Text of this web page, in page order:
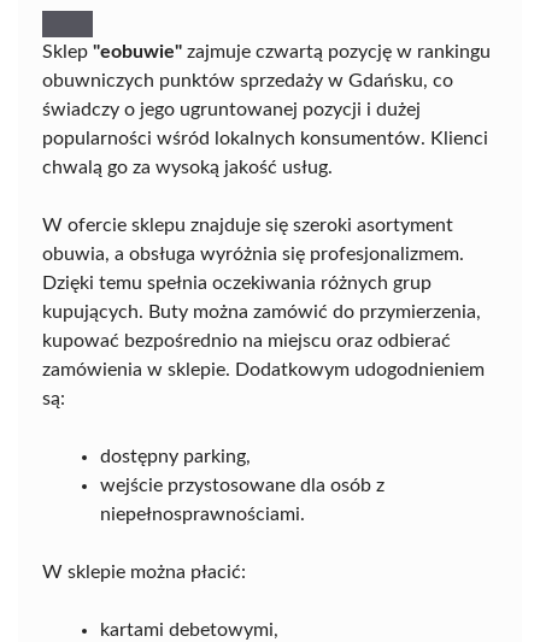
Sklep "eobuwie" zajmuje czwartą pozycję w rankingu
obuwniczych punktów sprzedaży w Gdańsku, co
świadczy o jego ugruntowanej pozycji i dużej
popularności wśród lokalnych konsumentów. Klienci
chwalą go za wysoką jakość usług.
W ofercie sklepu znajduje się szeroki asortyment
obuwia, a obsługa wyróżnia się profesjonalizmem.
Dzięki temu spełnia oczekiwania różnych grup
kupujących. Buty można zamówić do przymierzenia,
kupować bezpośrednio na miejscu oraz odbierać
zamówienia w sklepie. Dodatkowym udogodnieniem
są:
dostępny parking,
wejście przystosowane dla osób z
niepełnosprawnościami.
W sklepie można płacić:
kartami debetowymi,